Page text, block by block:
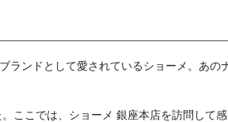
ンドとして愛されているショーメ。あ
ここでは、ショーメ 銀座本店を訪問して